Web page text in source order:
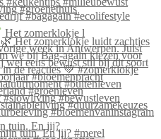
Het zomerklokje l
tuin. En jij?